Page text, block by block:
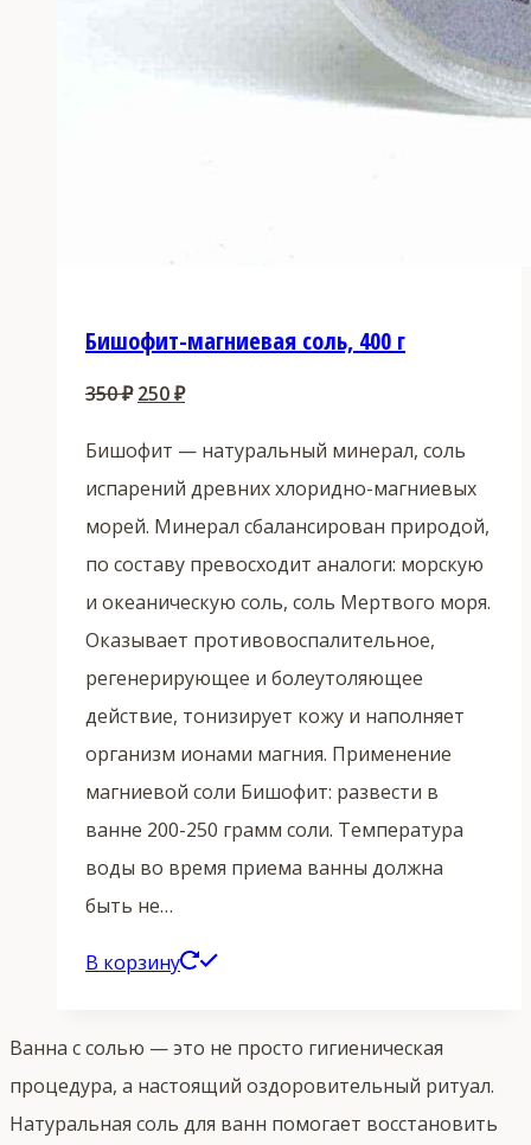
Бишофит-магниевая соль, 400 г
350₽ Первоначальная
составляла
250₽Текущая
250 ₽.
Бишофит — натуральный минерал, соль
испарений древних хлоридно-магниевых
морей. Минерал сбалансирован природой,
по составу превосходит аналоги: морскую
и океаническую соль, соль Мертвого моря.
Оказывает противовоспалительное,
регенерирующее и болеутоляющее
действие, тонизирует кожу и наполняет
организм ионами магния. Применение
магниевой соли Бишофит: развести в
ванне 200-250 грамм соли. Температура
воды во время приема ванны должна
быть не…
В корзину
Ванна с солью — это не просто гигиеническая
процедура, а настоящий оздоровительный ритуал.
Натуральная соль для ванн помогает восстановить